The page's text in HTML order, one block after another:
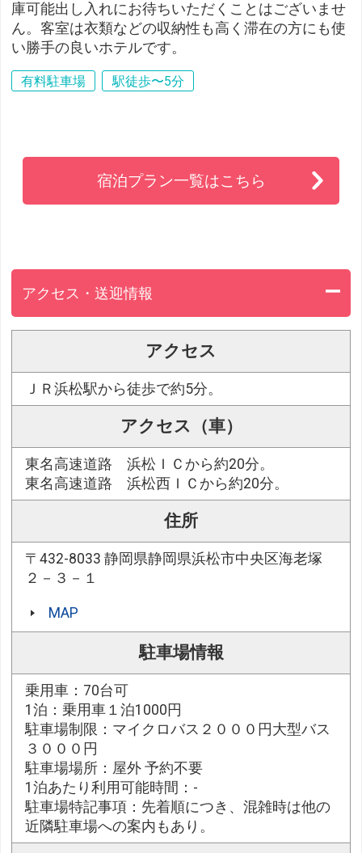
庫可能出し入れにお待ちいただくことはございませ
ん。客室は衣類などの収納性も高く滞在の方にも使
い勝手の良いホテルです。
有料駐車場 駅徒歩〜5分
宿泊プラン一覧はこちら
アクセス・送迎情報
アクセス
ＪＲ浜松駅から徒歩で約5分。
アクセス（車）
東名高速道路 浜松ＩＣから約20分。
東名高速道路 浜松西ＩＣから約20分。
住所
〒432-8033 静岡県静岡県浜松市中央区海老塚
２－３－１
MAP
駐車場情報
乗用車：70台可
1泊：乗用車１泊1000円
駐車場制限：マイクロバス２０００円大型バス
３０００円
駐車場場所：屋外 予約不要
1泊あたり利用可能時間：-
駐車場特記事項：先着順につき、混雑時は他の
近隣駐車場への案内もあり。